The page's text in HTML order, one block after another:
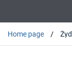
Home page